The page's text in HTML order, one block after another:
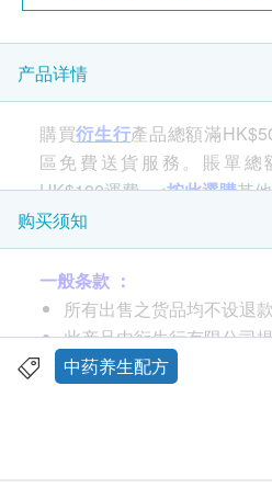
产品详情
購買衍生行產品總額滿
區免費送貨服務。賬單總
HK$100運費。<按此選購其
功效
特配茯苓、桂枝、白术、
仁、大枣、甘草等药食同
排水，同时辅以健脾补气
不含西药成分，服后无睡
购买须知
一般条款 ：
所有出售之货品均不设退款
此产品由衍生行有限公司
如有任何争议，衍生行
中药养生配方